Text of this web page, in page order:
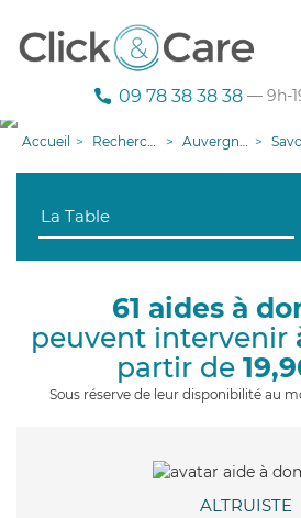
09 78 38 38 38 — 9h-
Accueil Recherche aide à domicile Auvergne-Rhône-Alpes
61 aides à
peuvent intervenir
partir de
Sous réserve de leur disponibilité au
ALTRUISTE